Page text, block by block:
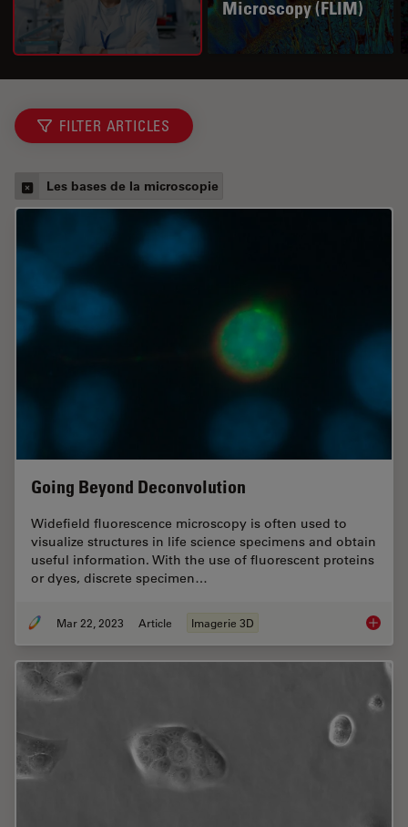
Microscopy (FLIM)
FILTER ARTICLES
Les bases de la microscopie
Going Beyond Deconvolution
Widefield fluorescence microscopy is often used to
visualize structures in life science specimens and obtain
useful information. With the use of fluorescent proteins
or dyes, discrete specimen…
Mar 22, 2023 Article Imagerie 3D Going